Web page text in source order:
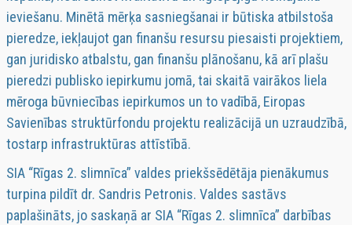
ieviešanu. Minētā mērķa sasniegšanai ir būtiska atbilstoša
pieredze, iekļaujot gan finanšu resursu piesaisti projektiem,
gan juridisko atbalstu, gan finanšu plānošanu, kā arī plašu
pieredzi publisko iepirkumu jomā, tai skaitā vairākos liela
mēroga būvniecības iepirkumos un to vadībā, Eiropas
Savienības struktūrfondu projektu realizācijā un uzraudzībā,
tostarp infrastruktūras attīstībā.
SIA “Rīgas 2. slimnīca” valdes priekšsēdētāja pienākumus
turpina pildīt dr. Sandris Petronis. Valdes sastāvs
paplašināts, jo saskaņā ar SIA “Rīgas 2. slimnīca” darbības